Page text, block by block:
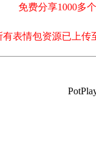
免费分享1000
有表情包资源已上传